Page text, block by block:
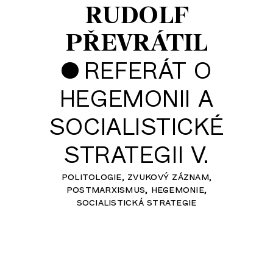
RUDOLF
PŘEVRÁTIL
• REFERÁT O
HEGEMONII A
SOCIALISTICKÉ
STRATEGII V.
politologie zvukový záznam
postmarxismus hegemonie
socialistická strategie